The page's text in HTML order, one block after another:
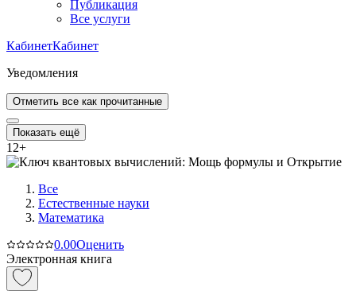
Публикация
Все услуги
КабинетКабинет
Уведомления
Отметить все как прочитанные
Показать ещё
12+
Все
Естественные науки
Математика
0.00Оценить
Электронная книга